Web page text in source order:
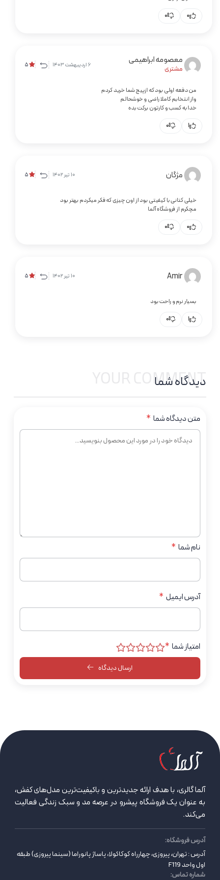
0
0
معصومه ابراهیمی
مشتری 6 اردیبهشت 1403 5
من دفعه اولی بود که ازپیج شما خرید کردم
واز انتخابم کاملا راضی و خوشحالم
خدا به کسب و کارتون برکت بده
1
0
مژگان 10 تیر 1402 5
خیلی کتانی با کیفیتی بود از اون چیزی که فکر میکردم بهتر بود
مچکرم از فروشگاه آلما
0
0
Amir 10 تیر 1402 5
بسیار نرم و راحت بود
1
0
دیدگاه شما
YOUR COMMENT
نام شما *
آدرس ایمیل *
امتیاز شما *
ارسال دیدگاه
متن دیدگاه شما *
آلما گالری، با هدف ارائه جدیدترین و باکیفیت‌ترین مدل‌های کفش،
به عنوان یک فروشگاه پیشرو در عرصه مد و سبک زندگی فعالیت
می‌کند.
آدرس فروشگاه:
آدرس : تهران، پیروزی، چهارراه کوکاکولا، پاساژ پانوراما (سینما پیروزی) طبقه
اول واحد F119
شماره تماس: